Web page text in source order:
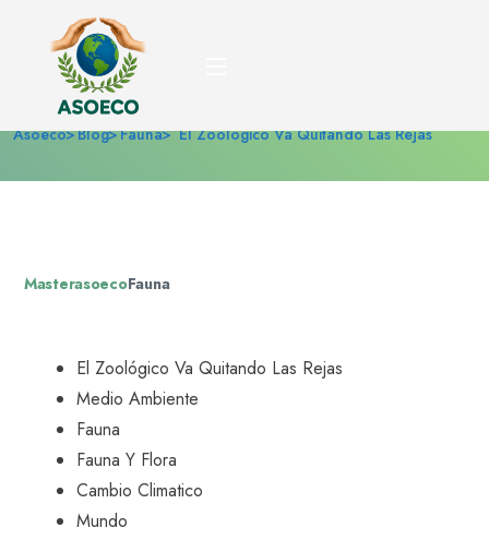
El zoológico va quitando
las rejas
Asoeco Blog Fauna El Zoológico Va Quitando Las Rejas
MasterasoecoFauna
El Zoológico Va Quitando Las Rejas
Medio Ambiente
Fauna
Fauna Y Flora
Cambio Climatico
Mundo